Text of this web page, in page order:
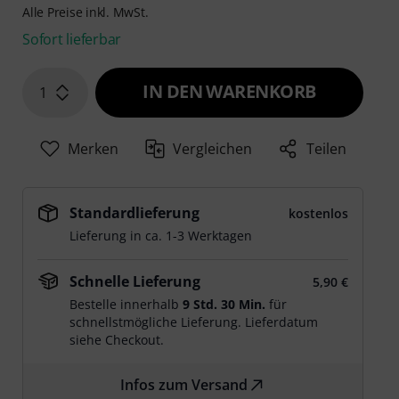
Alle Preise inkl. MwSt.
Sofort lieferbar
1 IN DEN WARENKORB
Merken Vergleichen Teilen
Standardlieferung
kostenlos
Lieferung in ca. 1-3 Werktagen
Schnelle Lieferung
5,90 €
Bestelle innerhalb9 Std. 30 Min. für
schnellstmögliche Lieferung. Lieferdatum
siehe Checkout.
Infos zum Versand